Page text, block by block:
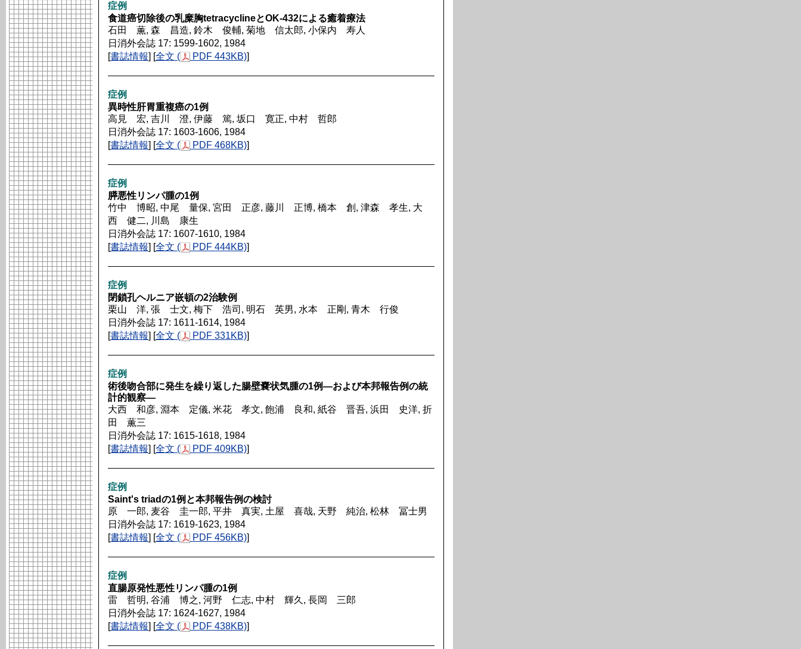
症例
食道癌切除後の乳糜胸tetracyclineとOK-432による癒着療法
石田 薫, 森 昌造, 鈴木 俊輔, 菊地 信太郎, 小保内 寿人
日消外会誌 17: 1599-1602, 1984
[書誌情報] [全文 ( PDF 443KB)]
症例
異時性肝胃重複癌の1例
高見 宏, 吉川 澄, 伊藤 篤, 坂口 寛正, 中村 哲郎
日消外会誌 17: 1603-1606, 1984
[書誌情報] [全文 ( PDF 468KB)]
症例
膵悪性リンパ腫の1例
竹中 博昭, 中尾 量保, 宮田 正彦, 藤川 正博, 橋本 創, 津森 孝生, 大
西 健二, 川島 康生
日消外会誌 17: 1607-1610, 1984
[書誌情報] [全文 ( PDF 444KB)]
症例
閉鎖孔ヘルニア嵌頓の2治験例
栗山 洋, 張 士文, 梅下 浩司, 明石 英男, 水本 正剛, 青木 行俊
日消外会誌 17: 1611-1614, 1984
[書誌情報] [全文 ( PDF 331KB)]
症例
術後吻合部に発生を繰り返した腸壁嚢状気腫の1例―および本邦報告例の統
計的観察―
大西 和彦, 淵本 定儀, 米花 孝文, 飽浦 良和, 紙谷 晋吾, 浜田 史洋, 折
田 薫三
日消外会誌 17: 1615-1618, 1984
[書誌情報] [全文 ( PDF 409KB)]
症例
Saint's triadの1例と本邦報告例の検討
原 一郎, 麦谷 圭一郎, 平井 真実, 土屋 喜哉, 天野 純治, 松林 冨士男
日消外会誌 17: 1619-1623, 1984
[書誌情報] [全文 ( PDF 456KB)]
症例
直腸原発性悪性リンパ腫の1例
雷 哲明, 谷浦 博之, 河野 仁志, 中村 輝久, 長岡 三郎
日消外会誌 17: 1624-1627, 1984
[書誌情報] [全文 ( PDF 438KB)]